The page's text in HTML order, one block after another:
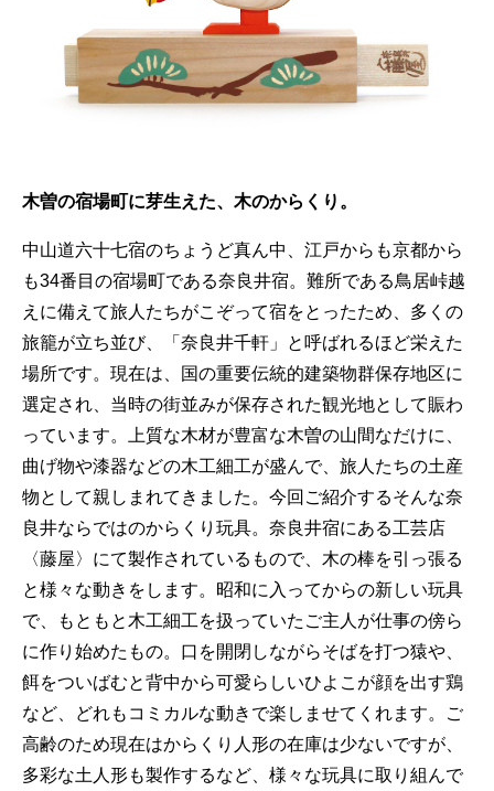
木曽の宿場町に芽生えた、木のからくり。
中山道六十七宿のちょうど真ん中、江戸からも京都から
も34番目の宿場町である奈良井宿。難所である鳥居峠越
えに備えて旅人たちがこぞって宿をとったため、多くの
旅籠が立ち並び、「奈良井千軒」と呼ばれるほど栄えた
場所です。現在は、国の重要伝統的建築物群保存地区に
選定され、当時の街並みが保存された観光地として賑わ
っています。上質な木材が豊富な木曽の山間なだけに、
曲げ物や漆器などの木工細工が盛んで、旅人たちの土産
物として親しまれてきました。今回ご紹介するそんな奈
良井ならではのからくり玩具。奈良井宿にある工芸店
〈藤屋〉にて製作されているもので、木の棒を引っ張る
と様々な動きをします。昭和に入ってからの新しい玩具
で、もともと木工細工を扱っていたご主人が仕事の傍ら
に作り始めたもの。口を開閉しながらそばを打つ猿や、
餌をついばむと背中から可愛らしいひよこが顔を出す鶏
など、どれもコミカルな動きで楽しませてくれます。ご
高齢のため現在はからくり人形の在庫は少ないですが、
多彩な土人形も製作するなど、様々な玩具に取り組んで